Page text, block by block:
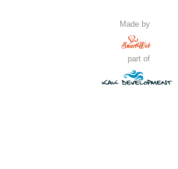
Расширенный поиск
Made by
part of